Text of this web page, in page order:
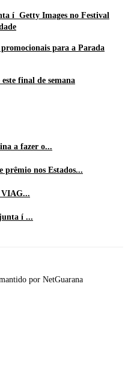
í Getty Images no Festival
para a Parada
final de semana
a fazer o...
prêmio nos Estados...
VIAG...
í ...
por NetGuarana